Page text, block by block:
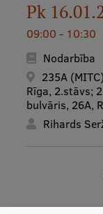
ESF
Pedagoģiskās
Pētniecība
Pk
09:00 - 10:30
Nodarbība
235A
Rīga, 2.stāvs;
bulvāris, 26A,
Rihards